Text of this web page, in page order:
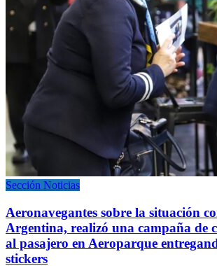
Sección Noticias
Aeronavegantes sobre la situación
Argentina, realizó una campaña de
al pasajero en Aeroparque
stickers